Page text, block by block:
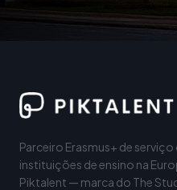
Parceiro Erasmus+ de
instituições de ensino na
Piktalent — marca do The